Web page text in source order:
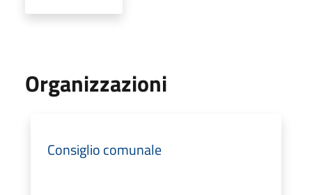
Organizzazioni
Consiglio comunale